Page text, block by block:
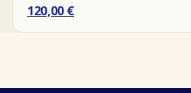
120,00€